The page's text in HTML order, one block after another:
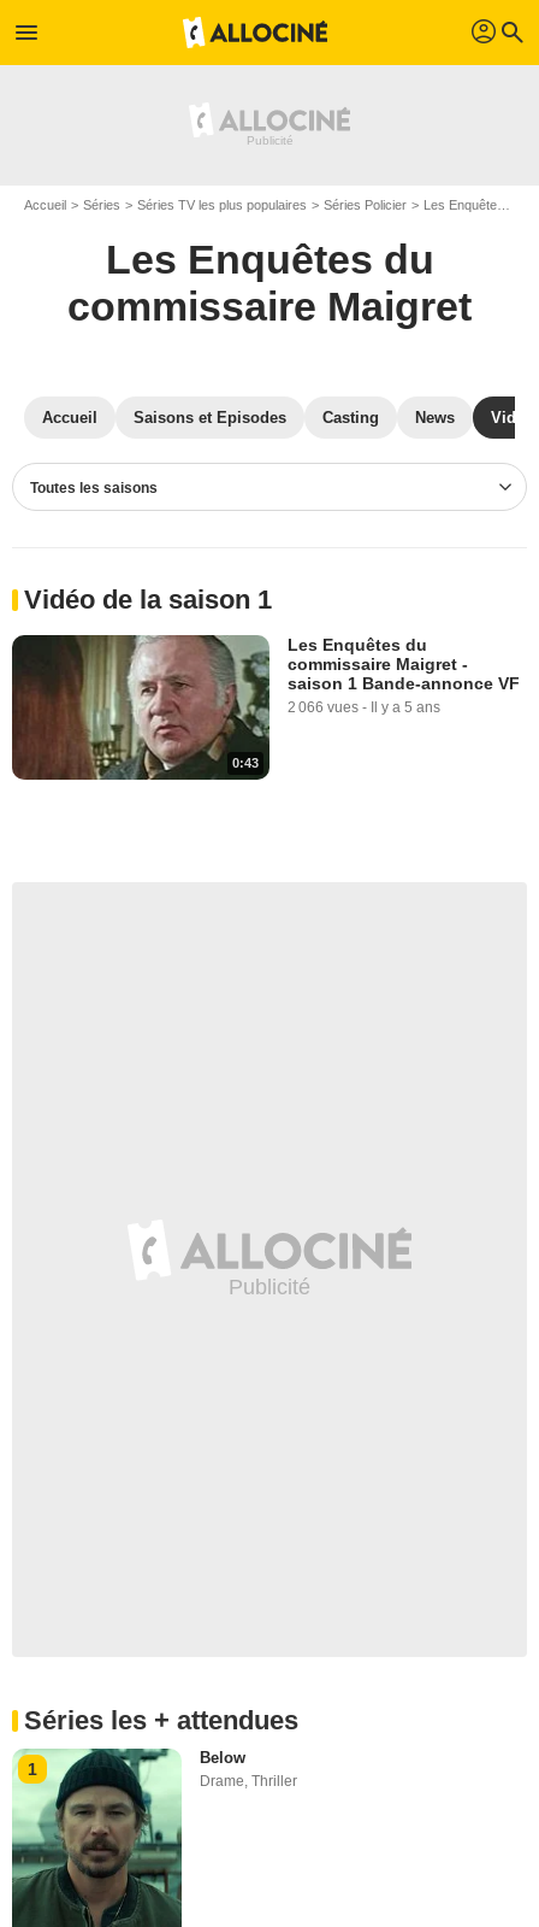
menu profil search
Accueil Séries Séries TV les plus populaires Séries Policier Les Enquêtes du commissaire Maigret
Les Enquêtes du
commissaire Maigret
Accueil Saisons et Episodes Casting News
Toutes les saisons
Vidéo de la saison 1
0:43
Les Enquêtes du
commissaire Maigret -
saison 1 Bande-annonce VF
2 066 vues - Il y a 5 ans
Séries les + attendues
1
Below
Drame,Thriller